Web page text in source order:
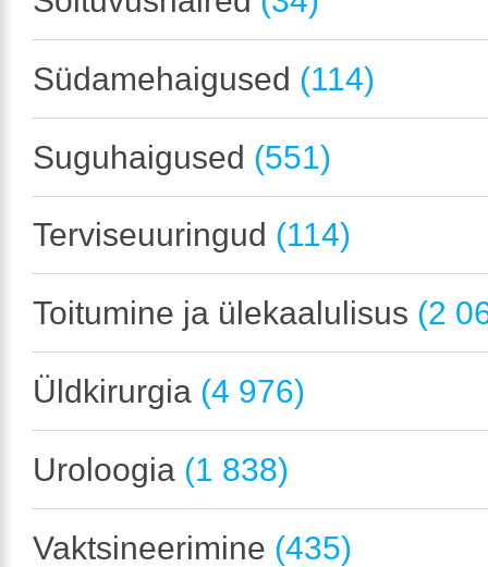
Südamehaigused (114)
Suguhaigused (551)
Terviseuuringud (114)
Toitumine ja ülekaalulisus (2
Üldkirurgia (4 976)
Uroloogia (1 838)
Vaktsineerimine (435)